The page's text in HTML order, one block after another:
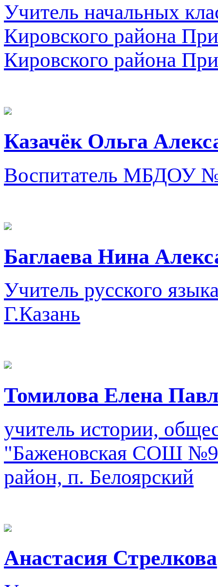
Учитель начальных
Кировского района
Кировского района
Казачёк Ольга
Воспитатель МБДОУ
Баглаева Нина
Учитель русского
Г.Казань
Томилова Елена
учитель истории,
"Баженовская СОШ
район, п. Белоярский
Анастасия Стрелкова